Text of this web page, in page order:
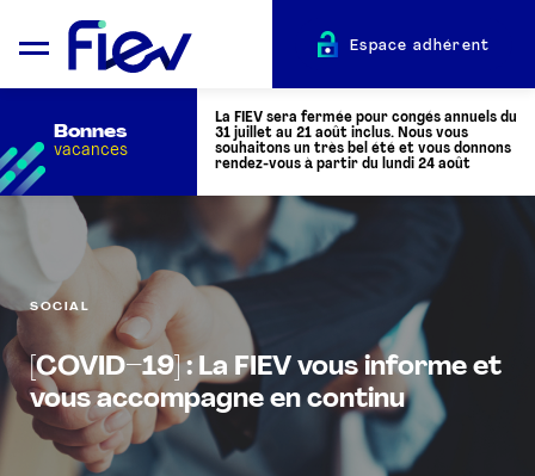
QUI SOMMES-NOUS ?
L’AUTOMOTIVE
ADHÉRENTS
ACTUALITÉS
Espace adhérent
Bonnes
vacances
La FIEV sera fermée pour congés annuels du
31 juillet au 21 août inclus. Nous vous
souhaitons un très bel été et vous donnons
rendez-vous à partir du lundi 24 août
SOCIAL
[COVID–19] : La FIEV vous informe et
vous accompagne en continu